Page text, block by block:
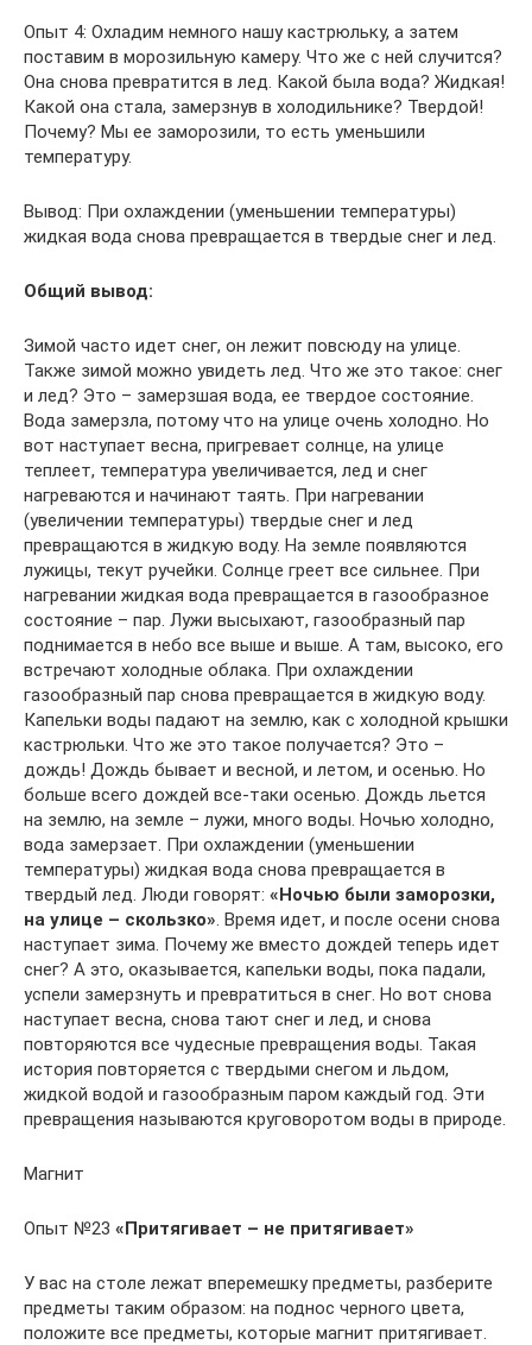
Опыт 4: Охладим немного нашу кастрюльку, а затем
поставим в морозильную камеру. Что же с ней случится?
Она снова превратится в лед. Какой была вода? Жидкая!
Какой она стала, замерзнув в холодильнике? Твердой!
Почему? Мы ее заморозили, то есть уменьшили
температуру.
Вывод: При охлаждении (уменьшении температуры)
жидкая вода снова превращается в твердые снег и лед.
Общий вывод:
Зимой часто идет снег, он лежит повсюду на улице.
Также зимой можно увидеть лед. Что же это такое: снег
и лед? Это – замерзшая вода, ее твердое состояние.
Вода замерзла, потому что на улице очень холодно. Но
вот наступает весна, пригревает солнце, на улице
теплеет, температура увеличивается, лед и снег
нагреваются и начинают таять. При нагревании
(увеличении температуры) твердые снег и лед
превращаются в жидкую воду. На земле появляются
лужицы, текут ручейки. Солнце греет все сильнее. При
нагревании жидкая вода превращается в газообразное
состояние – пар. Лужи высыхают, газообразный пар
поднимается в небо все выше и выше. А там, высоко, его
встречают холодные облака. При охлаждении
газообразный пар снова превращается в жидкую воду.
Капельки воды падают на землю, как с холодной крышки
кастрюльки. Что же это такое получается? Это –
дождь! Дождь бывает и весной, и летом, и осенью. Но
больше всего дождей все-таки осенью. Дождь льется
на землю, на земле – лужи, много воды. Ночью холодно,
вода замерзает. При охлаждении (уменьшении
температуры) жидкая вода снова превращается в
твердый лед. Люди говорят: «Ночью были заморозки,
на улице – скользко». Время идет, и после осени снова
наступает зима. Почему же вместо дождей теперь идет
снег? А это, оказывается, капельки воды, пока падали,
успели замерзнуть и превратиться в снег. Но вот снова
наступает весна, снова тают снег и лед, и снова
повторяются все чудесные превращения воды. Такая
история повторяется с твердыми снегом и льдом,
жидкой водой и газообразным паром каждый год. Эти
превращения называются круговоротом воды в природе.
Магнит
Опыт №23 «Притягивает – не притягивает»
У вас на столе лежат вперемешку предметы, разберите
предметы таким образом: на поднос черного цвета,
положите все предметы, которые магнит притягивает.